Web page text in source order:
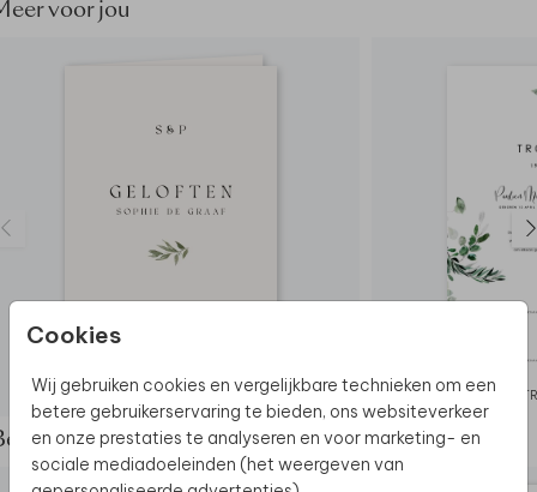
Cookies
Wij gebruiken cookies en vergelijkbare technieken om een
betere gebruikerservaring te bieden, ons websiteverkeer
en onze prestaties te analyseren en voor marketing- en
sociale mediadoeleinden (het weergeven van
voor jou
GELOFTENBOEKJE
de complete set